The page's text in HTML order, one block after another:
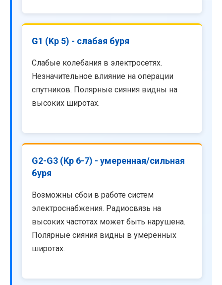
G1 (Kp 5) - слабая буря
Слабые колебания в электросетях.
Незначительное влияние на операции
спутников. Полярные сияния видны на
высоких широтах.
G2-G3 (Kp 6-7) - умеренная/сильная
буря
Возможны сбои в работе систем
электроснабжения. Радиосвязь на
высоких частотах может быть нарушена.
Полярные сияния видны в умеренных
широтах.